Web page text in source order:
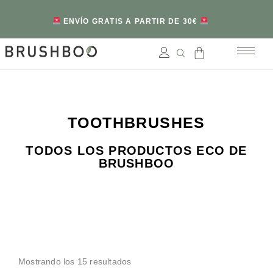
ENVÍO GRATIS A PARTIR DE 30€
TOOTHBRUSHES
TODOS LOS PRODUCTOS ECO DE
BRUSHBOO
Mostrando los 15 resultados